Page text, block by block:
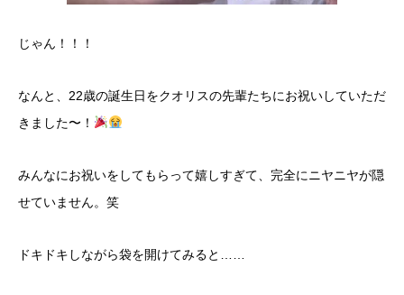
​じゃん！！！
なんと、22歳の誕生日をクオリスの先輩たちにお祝いしていただ
きました〜！
​みんなにお祝いをしてもらって嬉しすぎて、完全にニヤニヤが隠
せていません。笑
​ドキドキしながら袋を開けてみると……